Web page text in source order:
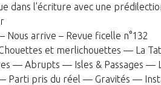
dans l’écriture avec une
– Nous arrive – Revue ficelle n°132
et merlichouettes — La
— Abrupts — Isles & Passages —
Parti pris du réel — Gravités —